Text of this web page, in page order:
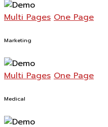
Multi Pages One Page
Marketing
Multi Pages One Page
Medical